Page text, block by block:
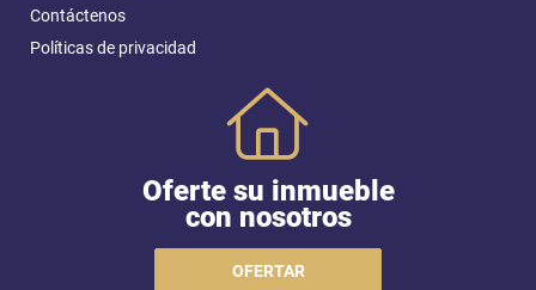
Contáctenos
Políticas de privacidad
Oferte su inmueble
con nosotros
OFERTAR